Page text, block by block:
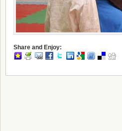
Share and Enjoy: